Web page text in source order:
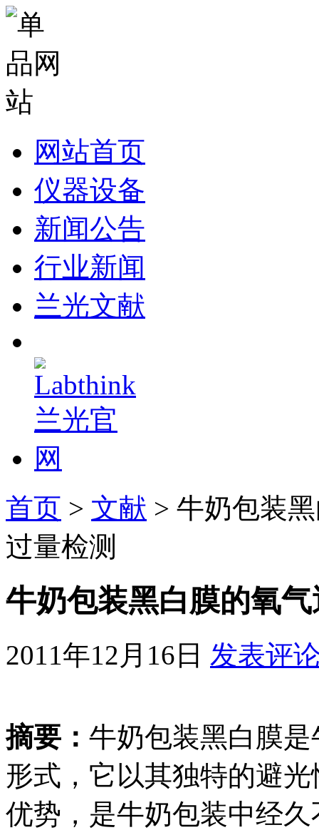
网站首页
仪器设备
新闻公告
行业新闻
兰光文献
首页 > 文献 > 牛奶包装
过量检测
牛奶包装黑白膜的氧
2011年12月16日 发表评
摘要： 牛奶包装黑白膜
形式，它以其独特的避
优势，是牛奶包装中经